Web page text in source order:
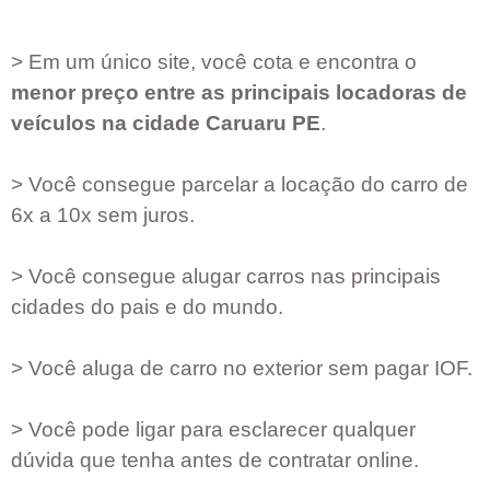
> Em um único site, você cota e encontra o
menor preço entre as principais locadoras de
veículos na cidade Caruaru PE.
> Você consegue parcelar a locação do carro de
6x a 10x sem juros.
> Você consegue alugar carros nas principais
cidades do pais e do mundo.
> Você aluga de carro no exterior sem pagar IOF.
> Você pode ligar para esclarecer qualquer
dúvida que tenha antes de contratar online.